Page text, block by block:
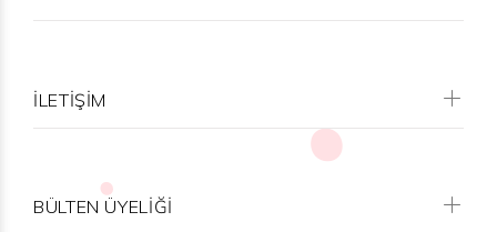
İLETİŞİM
BÜLTEN ÜYELİĞİ